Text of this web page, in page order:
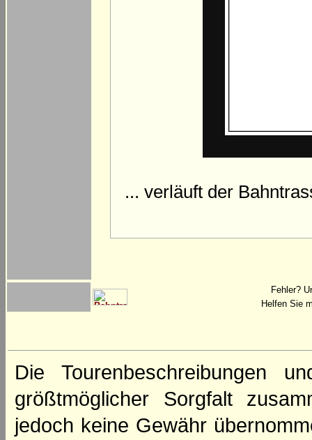
... verläuft der
Fehler?
Helfen Sie
Die Tourenbeschreibungen
größtmöglicher Sorgfalt
jedoch keine Gewähr